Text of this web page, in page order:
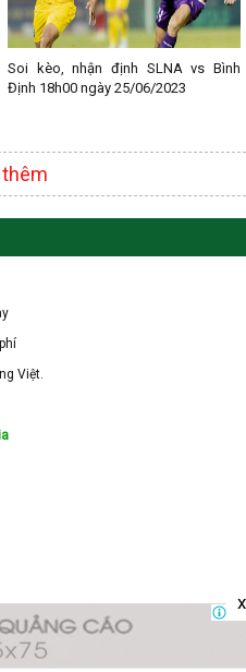
Soi kèo, nhận định SLNA vs Bình
Định 18h00 ngày 25/06/2023
Việt.
x